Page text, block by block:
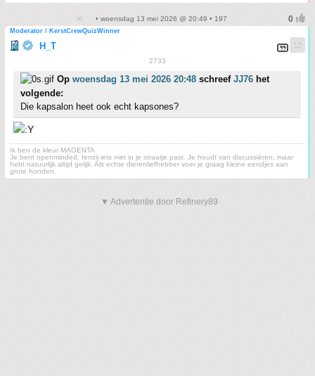
• woensdag 13 mei 2026 @ 20:49 • 197
Moderator / KerstCrewQuizWinner
H_T
2733
Op woensdag 13 mei 2026 20:48 schreef JJ76 het
volgende:
Die kapsalon heet ook echt kapsones?
Ik ben de kleur MAGENTA
Je bent openminded, tenzij iets niet in je straatje past. Je houdt van discussiëren, maar
hebt natuurlijk altijd gelijk. Als echte dierenliefhebber voer je graag kleine eendjes aan
grote honden.
▼ Advertentie door Refinery89